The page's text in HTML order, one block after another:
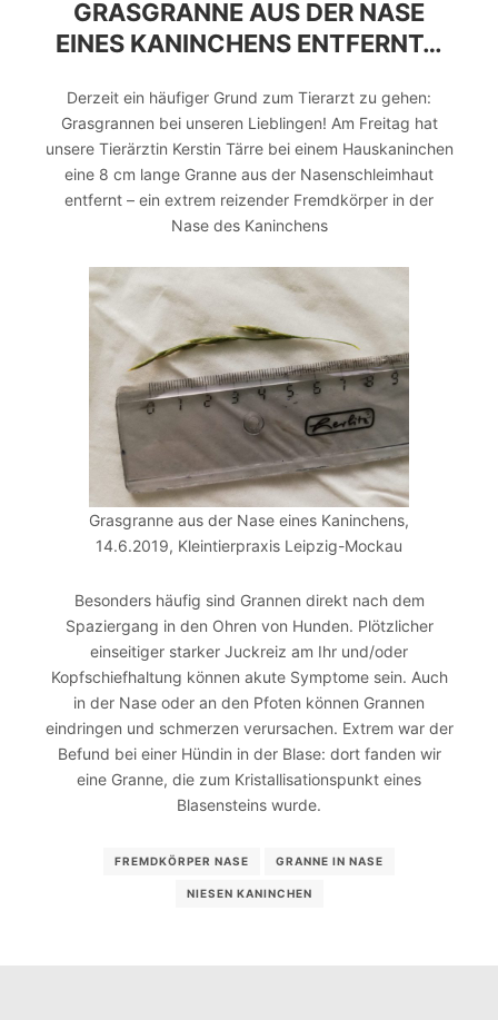
GRASGRANNE AUS DER NASE
EINES KANINCHENS ENTFERNT…
Derzeit ein häufiger Grund zum Tierarzt zu gehen:
Grasgrannen bei unseren Lieblingen! Am Freitag hat
unsere Tierärztin Kerstin Tärre bei einem Hauskaninchen
eine 8 cm lange Granne aus der Nasenschleimhaut
entfernt – ein extrem reizender Fremdkörper in der
Nase des Kaninchens
Grasgranne aus der Nase eines Kaninchens,
14.6.2019, Kleintierpraxis Leipzig-Mockau
Besonders häufig sind Grannen direkt nach dem
Spaziergang in den Ohren von Hunden. Plötzlicher
einseitiger starker Juckreiz am Ihr und/oder
Kopfschiefhaltung können akute Symptome sein. Auch
in der Nase oder an den Pfoten können Grannen
eindringen und schmerzen verursachen. Extrem war der
Befund bei einer Hündin in der Blase: dort fanden wir
eine Granne, die zum Kristallisationspunkt eines
Blasensteins wurde.
FREMDKÖRPER NASE GRANNE IN NASE
NIESEN KANINCHEN